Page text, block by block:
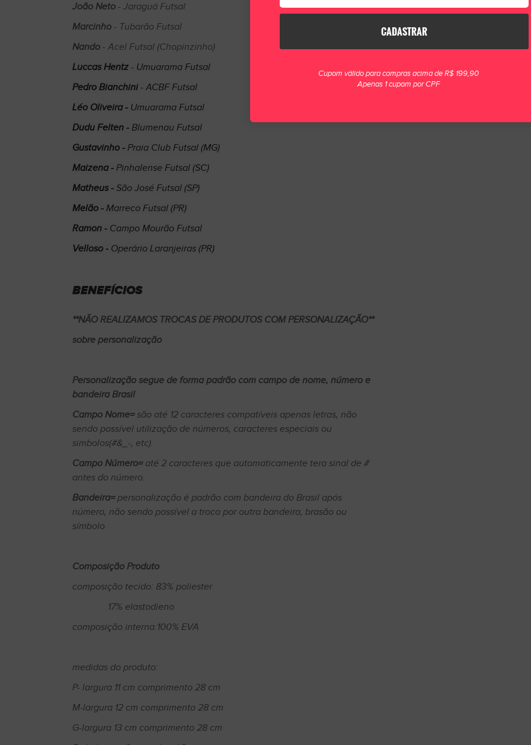
João Neto - Jaraguá Futsal
Marcinho - Tubarão Futsal
Nando - Acel Futsal (Chopinzinho)
Luccas Hentz - Umuarama Futsal
Pedro Bianchini - ACBF Futsal
Léo Oliveira - Umuarama Futsal
Dudu Felten - Blumenau Futsal
Gustavinho - Praia Club Futsal (MG)
Maizena - Pinhalense Futsal (SC)
Matheus - São José Futsal (SP)
Melão - Marreco Futsal (PR)
Ramon - Campo Mourão Futsal
Velloso - Operário Laranjeiras (PR)
BENEFÍCIOS
**NÃO REALIZAMOS TROCAS DE PRODUTOS COM PERSONALIZAÇÃO**
sobre personalização
Personalização segue de forma padrão com campo de nome, número e
bandeira Brasil
Campo Nome=são até 12 caracteres compatíveis apenas letras, não
sendo possível utilização de números, caracteres especiais ou
simbolos(#&_-, etc).
Campo Número=até 2 caracteres que automaticamente tera sinal de #
antes do número.
Bandeira=personalização é padrão com bandeira do Brasil após
número, não sendo possível a troca por outra bandeira, brasão ou
símbolo
Composição Produto
composição tecido: 83% poliester
17% elastodieno
composição interna:100% EVA
medidas do produto:
P- largura 11 cm comprimento 28 cm
M-largura 12 cm comprimento 28 cm
G-largura 13 cm comprimento 28 cm
CADASTRAR
Cupom válido para compras acima de R$ 199,90
Apenas 1 cupom por CPF